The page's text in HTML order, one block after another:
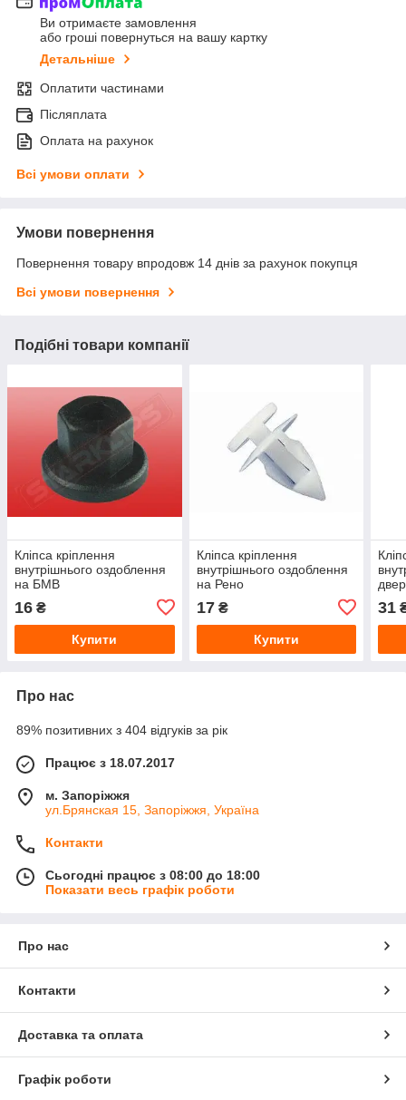
Ви отримаєте замовлення
або гроші повернуться на вашу картку
Детальніше
Оплатити частинами
Післяплата
Оплата на рахунок
Всі умови оплати
Умови повернення
Повернення товару впродовж 14 днів за рахунок покупця
Всі умови повернення
Подібні товари компанії
Кліпса кріплення
внутрішнього оздоблення
на БМВ
16 ₴
Купити
Кліпса кріплення
внутрішнього оздоблення
на Рено
17₴
Купити
31
Про нас
89% позитивних з 404 відгуків за рік
Працює з 18.07.2017
м. Запоріжжя
ул.Брянская 15, Запоріжжя, Україна
Контакти
Сьогодні працює з 08:00 до 18:00
Показати весь графік роботи
Про нас
Контакти
Доставка та оплата
Графік роботи